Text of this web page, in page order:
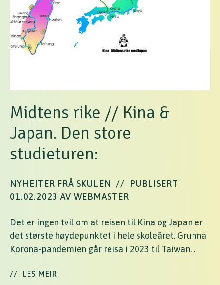
Midtens rike // Kina &
Japan. Den store
studieturen:
NYHEITER FRÅ SKULEN //
PUBLISERT
01.02.2023 AV WEBMASTER
Det er ingen tvil om at reisen til Kina og Japan er
det største høydepunktet i hele skoleåret. Grunna
Korona-pandemien går reisa i 2023 til Taiwan…
// LES MEIR